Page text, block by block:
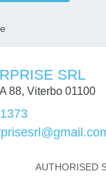
SRL
88, Viterbo 01100
AUTHORISED